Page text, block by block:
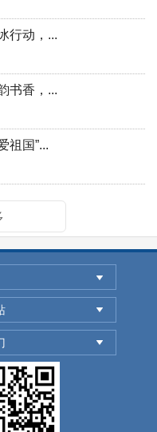
行动，...
书香，...
祖国”...